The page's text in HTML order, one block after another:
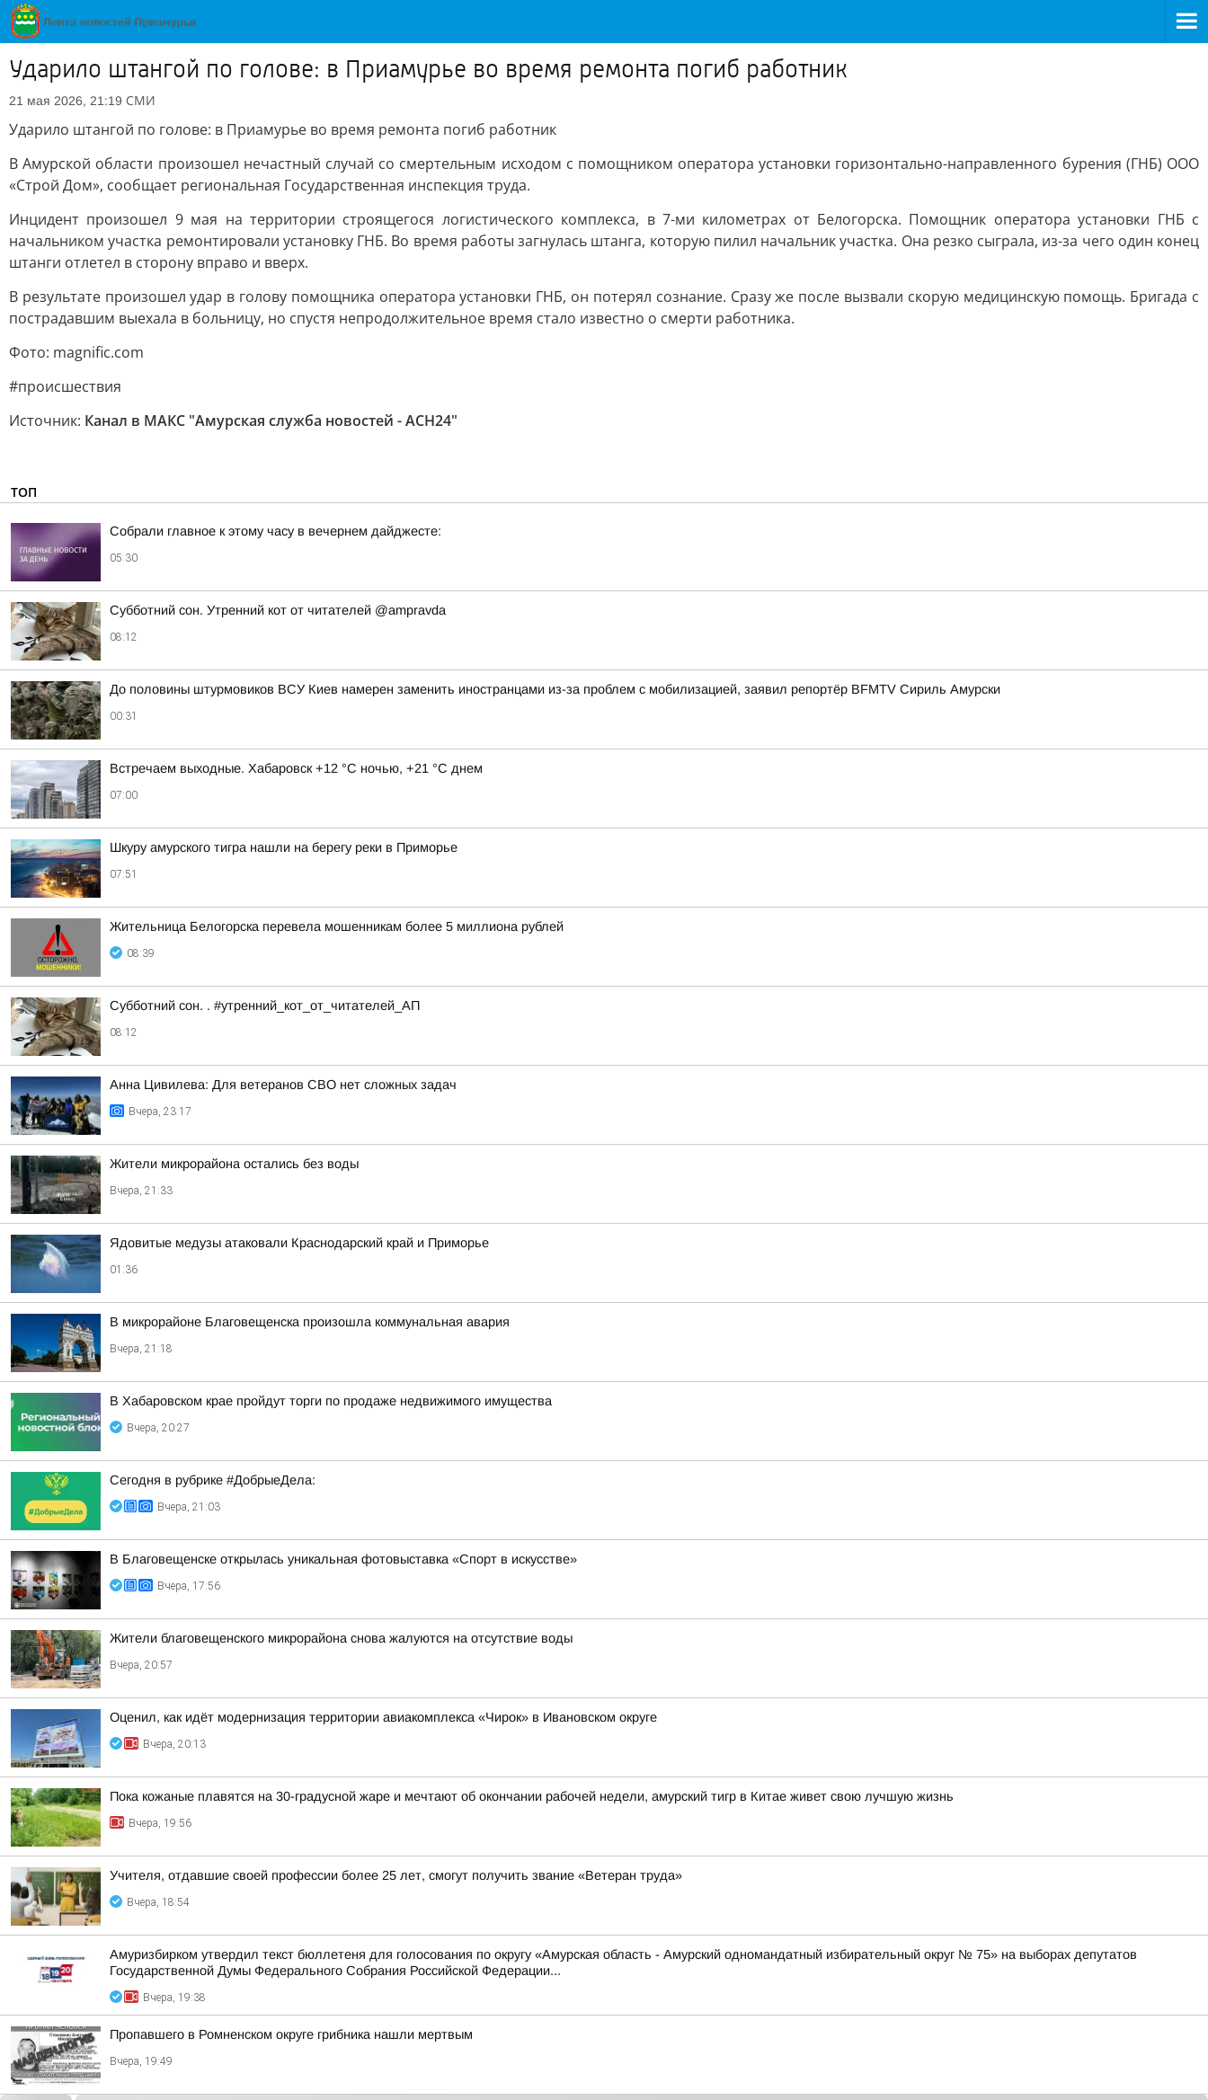
Ударило штангой по голове: в Приамурье во время ремонта погиб работник
21 мая 2026, 21:19 СМИ
Ударило штангой по голове: в Приамурье во время ремонта погиб работник
В Амурской области произошел нечастный случай со смертельным исходом с помощником оператора установки горизонтально-направленного бурения (ГНБ) ООО
«Строй Дом», сообщает региональная Государственная инспекция труда.
Инцидент произошел 9 мая на территории строящегося логистического комплекса, в 7-ми километрах от Белогорска. Помощник оператора установки ГНБ с
начальником участка ремонтировали установку ГНБ. Во время работы загнулась штанга, которую пилил начальник участка. Она резко сыграла, из-за чего один конец
штанги отлетел в сторону вправо и вверх.
В результате произошел удар в голову помощника оператора установки ГНБ, он потерял сознание. Сразу же после вызвали скорую медицинскую помощь. Бригада с
пострадавшим выехала в больницу, но спустя непродолжительное время стало известно о смерти работника.
Фото: magnific.com
#происшествия
Источник: Канал в МАКС "Амурская служба новостей - АСН24"
ТОП
Собрали главное к этому часу в вечернем дайджесте:
05:30
Субботний сон. Утренний кот от читателей @ampravda
08:12
До половины штурмовиков ВСУ Киев намерен заменить иностранцами из-за проблем с мобилизацией, заявил репортёр BFMTV Сириль Амурски
00:31
Встречаем выходные. Хабаровск +12 °C ночью, +21 °C днем
07:00
Шкуру амурского тигра нашли на берегу реки в Приморье
07:51
Жительница Белогорска перевела мошенникам более 5 миллиона рублей
08:39
Субботний сон. . #утренний_кот_от_читателей_АП
08:12
Анна Цивилева: Для ветеранов СВО нет сложных задач
Вчера, 23:17
Жители микрорайона остались без воды
Вчера, 21:33
Ядовитые медузы атаковали Краснодарский край и Приморье
01:36
В микрорайоне Благовещенска произошла коммунальная авария
Вчера, 21:18
В Хабаровском крае пройдут торги по продаже недвижимого имущества
Вчера, 20:27
Сегодня в рубрике #ДобрыеДела:
Вчера, 21:03
В Благовещенске открылась уникальная фотовыставка «Спорт в искусстве»
Вчера, 17:56
Жители благовещенского микрорайона снова жалуются на отсутствие воды
Вчера, 20:57
Оценил, как идёт модернизация территории авиакомплекса «Чирок» в Ивановском округе
Вчера, 20:13
Пока кожаные плавятся на 30-градусной жаре и мечтают об окончании рабочей недели, амурский тигр в Китае живет свою лучшую жизнь
Вчера, 19:56
Учителя, отдавшие своей профессии более 25 лет, смогут получить звание «Ветеран труда»
Вчера, 18:54
Амуризбирком утвердил текст бюллетеня для голосования по округу «Амурская область - Амурский одномандатный избирательный округ № 75» на выборах депутатов
Государственной Думы Федерального Собрания Российской Федерации...
Вчера, 19:38
Пропавшего в Ромненском округе грибника нашли мертвым
Вчера, 19:49